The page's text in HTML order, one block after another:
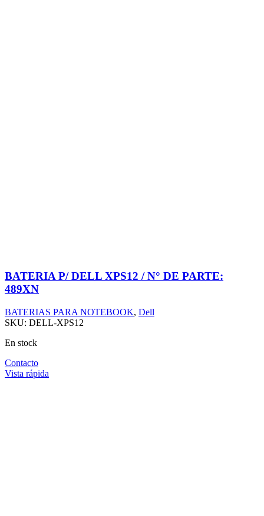
BATERIA P/ DELL XPS12 / N° DE PARTE:
489XN
BATERIAS PARA NOTEBOOK, Dell
SKU: DELL-XPS12
En stock
Contacto
Vista rápida